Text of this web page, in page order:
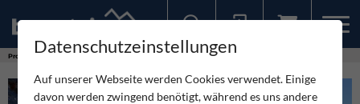
ProdukteDatenschutzeinstellungen
Auf unserer Webseite werden Cookies verwendet. Einige
davon werden zwingend benötigt, während es uns andere